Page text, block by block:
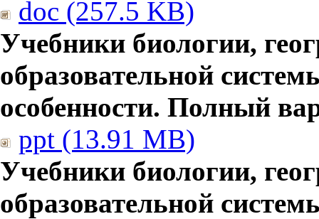
doc (257.5 KB)
Учебники биологии,
образовательной
особенности. Полный
ppt (13.91 MB)
Учебники биологии,
образовательной